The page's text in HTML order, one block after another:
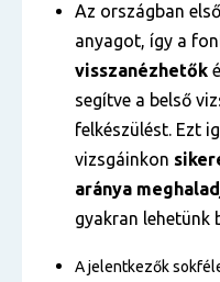
Az országban
anyagot, így a
visszanézhetők
segítve a belső
felkészülést. Ezt
vizsgáinkon
aránya
gyakran lehetünk
A jelentkezők